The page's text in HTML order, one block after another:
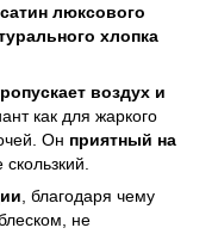
люксового
хлопка
воздух и
как для жаркого
Он приятный на
, благодаря чему
не